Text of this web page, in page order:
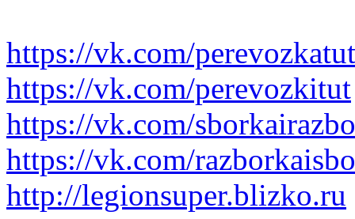
https://vk.com/perevozkatut
https://vk.com/perevozkitut
https://vk.com/
https://vk.com/
http://legionsuper.blizko.ru